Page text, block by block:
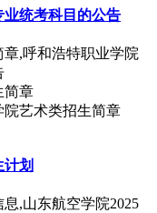
业统考科目的公告
,呼和浩特职业学院
院艺术类招生简章
划
,山东航空学院2025